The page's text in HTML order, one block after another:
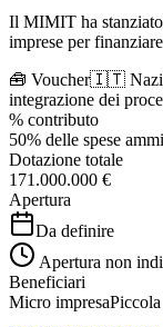
Il MIMIT ha
imprese per
🧰 Voucher🇮🇹
integrazione dei
% contributo
50% delle spese
Dotazione totale
171.000.000 €
Apertura
Da definire
Apertura non
Beneficiari
Micro impresa